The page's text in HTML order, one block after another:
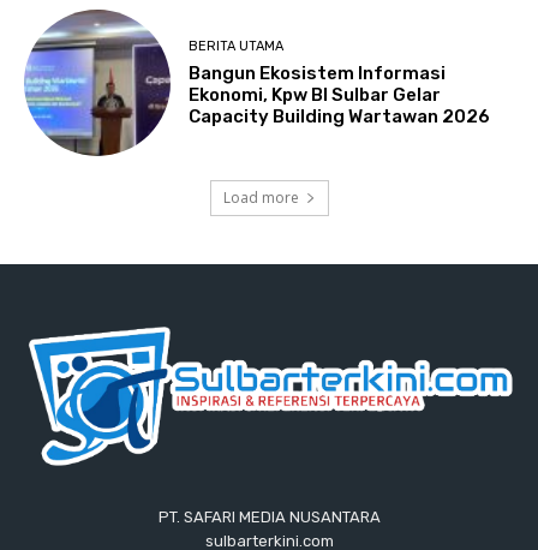
BERITA UTAMA
Bangun Ekosistem Informasi
Ekonomi, Kpw BI Sulbar Gelar
Capacity Building Wartawan 2026
Load more
PT. SAFARI MEDIA NUSANTARA
sulbarterkini.com